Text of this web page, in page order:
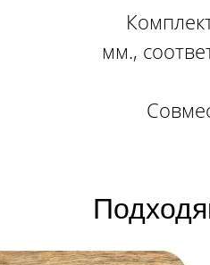
мм.,